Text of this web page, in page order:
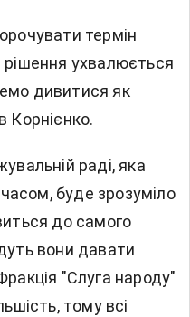
термін
рішення ухвалюється
дивитися як
Корнієнко.
раді, яка
буде зрозуміло
до самого
вони давати
"Слуга народу"
тому всі